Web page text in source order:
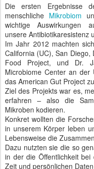
Die ersten Ergebnisse
menschliche Mikrobiom
wichtige Auswirkungen
unsere Antibiotikaresistenz
Im Jahr 2012 machten
California (UC), San Diego,
Food Project, und Dr.
Microbiome Center an der
das American Gut Project
Ziel des Projekts war es,
erfahren – also die
Mikroben kodieren.
Konkret wollten die
in unserem Körper leben
Lebensweise die
Dazu nutzten sie die so
in der die Öffentlichkeit
Zeit und persönlichen